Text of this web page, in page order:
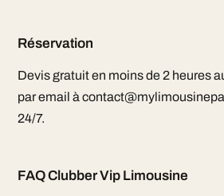
Réservation
Devis gratuit en moins de 2 heures
par email à
24/7.
FAQ Clubber Vip Limousine